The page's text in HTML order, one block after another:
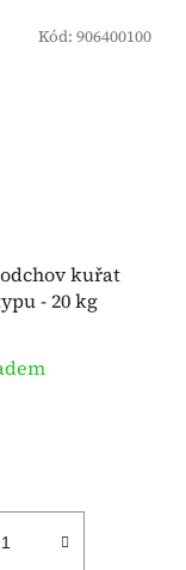
kuřat
- 20 kg
Kód: 906400100